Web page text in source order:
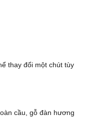
thay đổi một chút tùy
cầu, gỗ đàn hương